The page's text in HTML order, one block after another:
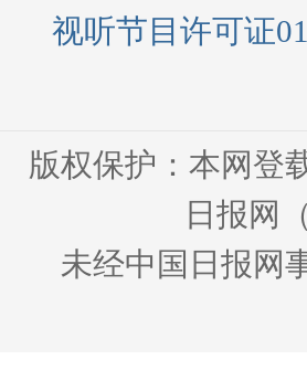
视听节目许可证
版权保护：本网登
日报网
未经中国日报网